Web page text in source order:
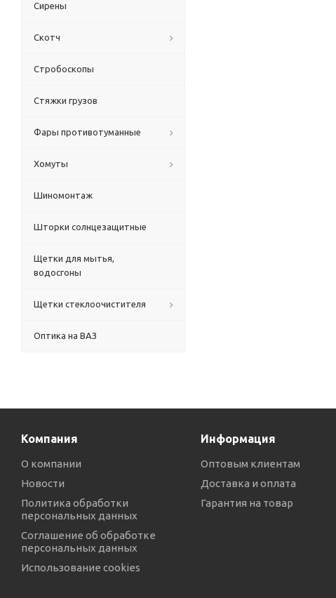
Сирены
Скотч
Стробоскопы
Стяжки грузов
Фары противотуманные
Хомуты
Шиномонтаж
Шторки солнцезащитные
Щетки для мытья,
водосгоны
Щетки стеклоочистителя
Оптика на ВАЗ
Компания
О компании
Новости
Политика обработки
персональных данных
Соглашение об обработке
персональных данных
Использование cookies
Информация
Оптовым клиентам
Доставка и оплата
Гарантия на товар